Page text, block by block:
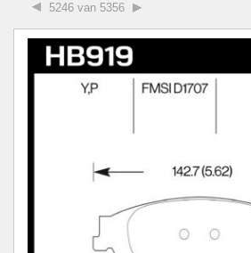
5246 van 5356